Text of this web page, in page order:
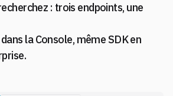
àmaintenir.
: trois endpoints, une
la Console, même SDK en